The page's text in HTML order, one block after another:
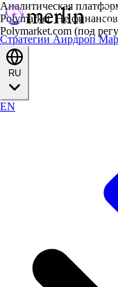
Стратегии Аирдроп
EN
Аналитическая
Polymarket. Не
Polymarket.com (под